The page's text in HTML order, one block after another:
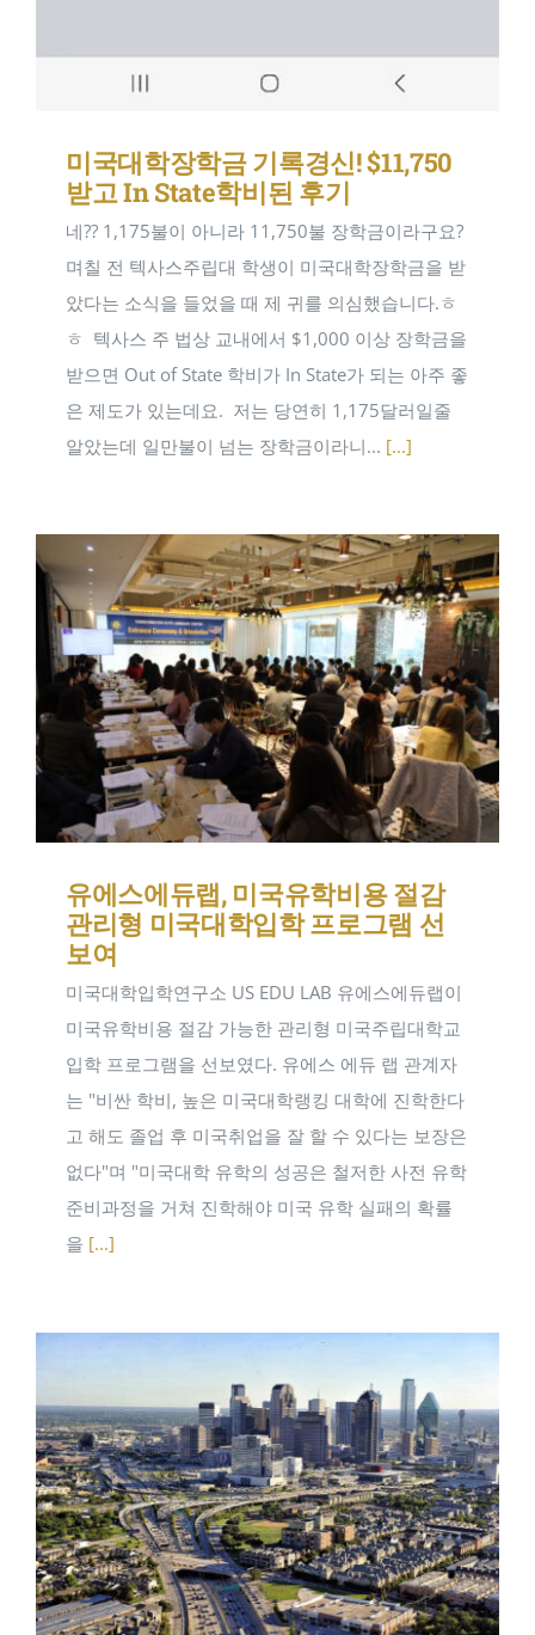
미국대학장학금 기록경신! $11,750
받고 In State학비된 후기
네?? 1,175불이 아니라 11,750불 장학금이라구요?
며칠 전 텍사스주립대 학생이 미국대학장학금을 받
았다는 소식을 들었을 때 제 귀를 의심했습니다.ㅎ
ㅎ ​ 텍사스 주 법상 교내에서 $1,000 이상 장학금을
받으면 Out of State 학비가 In State가 되는 아주 좋
은 제도가 있는데요. ​ 저는 당연히 1,175달러일줄
알았는데 일만불이 넘는 장학금이라니... [...]
유에스에듀랩, 미국유학비용 절감
관리형 미국대학입학 프로그램 선
보여
미국대학입학연구소 US EDU LAB 유에스에듀랩이
미국유학비용 절감 가능한 관리형 미국주립대학교
입학 프로그램을 선보였다. 유에스 에듀 랩 관계자
는 "비싼 학비, 높은 미국대학랭킹 대학에 진학한다
고 해도 졸업 후 미국취업을 잘 할 수 있다는 보장은
없다"며 "미국대학 유학의 성공은 철저한 사전 유학
준비과정을 거쳐 진학해야 미국 유학 실패의 확률
을 [...]